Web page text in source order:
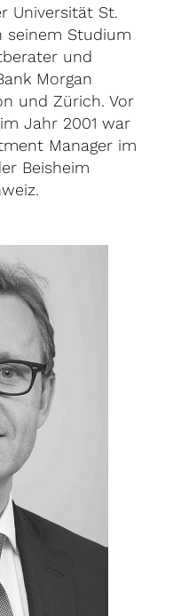
Universität St.
seinem Studium
und
Morgan
und Zürich. Vor
Jahr 2001 war
Manager im
Beisheim